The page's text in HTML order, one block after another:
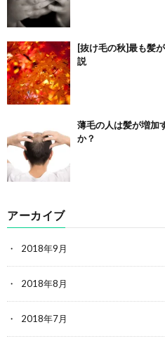
[抜け毛の秋]最も髪
説
薄毛の人は髪が増加
か？
アーカイブ
2018年9月
2018年8月
2018年7月